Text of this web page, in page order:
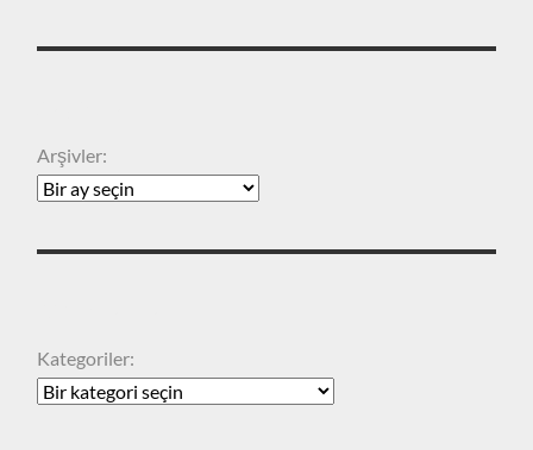
Arşivler:
Kategoriler: